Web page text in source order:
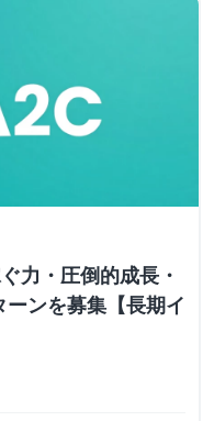
力・圧倒的成長・
ンを募集【長期イ